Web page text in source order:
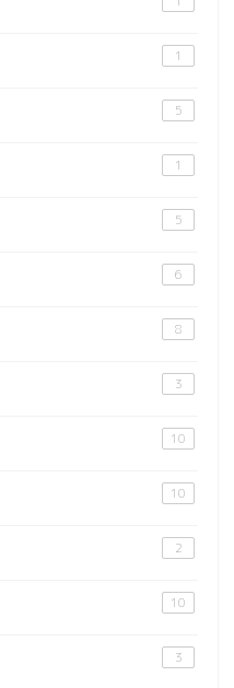
1
5
1
5
6
8
3
10
10
2
10
3